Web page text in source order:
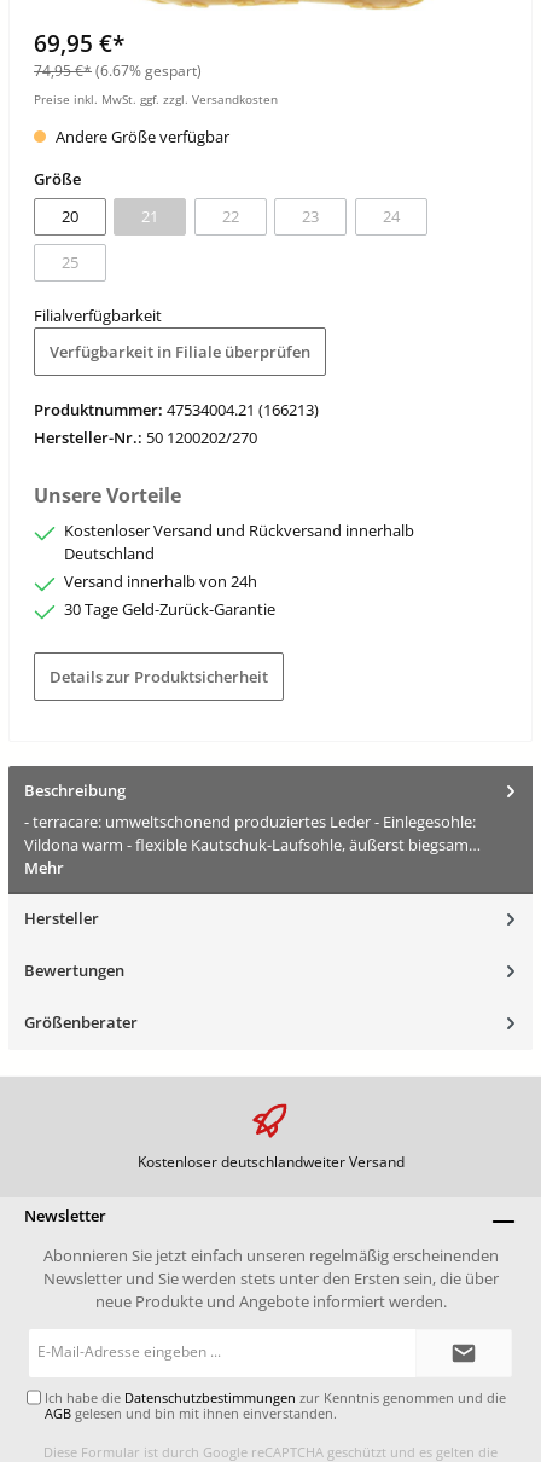
69,95 €*
74,95 €*(6.67% gespart)
Preise inkl. MwSt. ggf. zzgl. Versandkosten
Andere Größe verfügbar
Größe
20
21 22 23 24
25
Filialverfügbarkeit
Verfügbarkeit in Filiale überprüfen
Produktnummer: 47534004.21 (166213)
Hersteller-Nr.: 50 1200202/270
Unsere Vorteile
Kostenloser Versand und Rückversand innerhalb
Deutschland
Versand innerhalb von 24h
30 Tage Geld-Zurück-Garantie
Details zur Produktsicherheit
Beschreibung
- terracare: umweltschonend produziertes Leder - Einlegesohle:
Vildona warm - flexible Kautschuk-Laufsohle, äußerst biegsam…
Mehr
Hersteller
Bewertungen
Größenberater
Kostenloser deutschlandweiter Versand
Newsletter
Abonnieren Sie jetzt einfach unseren regelmäßig erscheinenden
Newsletter und Sie werden stets unter den Ersten sein, die über
neue Produkte und Angebote informiert werden.
Ich habe die Datenschutzbestimmungen zur Kenntnis genommen und die
AGB gelesen und bin mit ihnen einverstanden.
Diese Formular ist durch Google reCAPTCHA geschützt und es gelten die